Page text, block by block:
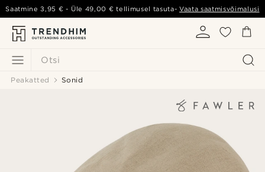
Otsi
Saatmine3,95 € - Üle 49,00 € tellimusel tasuta-Vaata saatmisvõimalusi
Peakatted Sonid